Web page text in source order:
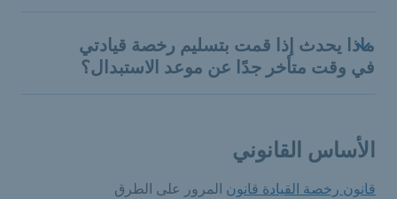
ماذا يحدث إذا قمت بتسليم رخصة قيادتي
في وقت متأخر جدًا عن موعد الاستبدال؟
الأساس القانوني
قانون رخصة القيادة قانون المرور على الطرق